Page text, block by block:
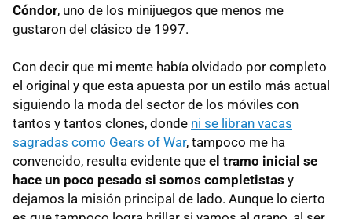
Cóndor, uno de los minijuegos que menos me
gustaron del clásico de 1997.
Con decir que mi mente había olvidado por completo
el original y que esta apuesta por un estilo más actual
siguiendo la moda del sector de los móviles con
tantos y tantos clones, donde ni se libran vacas
sagradas como Gears of War, tampoco me ha
convencido, resulta evidente que el tramo inicial se
hace un poco pesado si somos completistas y
dejamos la misión principal de lado. Aunque lo cierto